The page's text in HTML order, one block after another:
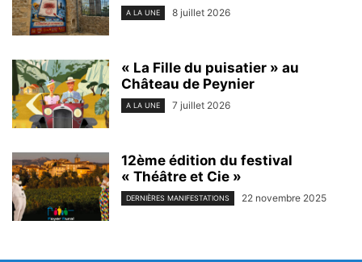
A LA UNE 8 juillet 2026
« La Fille du puisatier » au
Château de Peynier
A LA UNE 7 juillet 2026
12ème édition du festival
« Théâtre et Cie »
DERNIÈRES MANIFESTATIONS 22 novembre 2025